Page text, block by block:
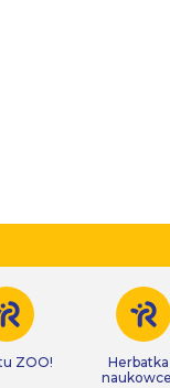
ZOO!